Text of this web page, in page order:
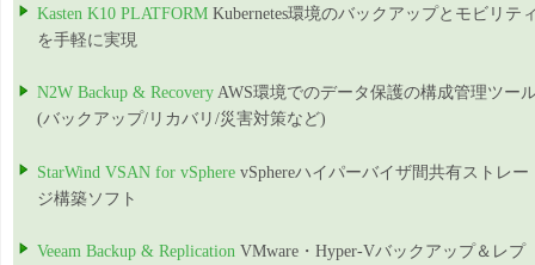
Kasten K10 PLATFORM Kubernetes環境のバックアップとモビリテ
を手軽に実現
N2W Backup & Recovery AWS環境でのデータ保護の構成管理ツー
(バックアップ/リカバリ/災害対策など)
StarWind VSAN for vSphere vSphereハイパーバイザ間共有ストレー
ジ構築ソフト
Veeam Backup & Replication VMware・Hyper-Vバックアップ＆レプ